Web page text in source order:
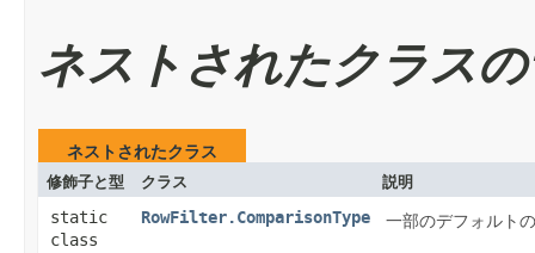
ネストされたクラス
ネストされたクラス
修飾子と型 クラス 説明
static
class
RowFilter.ComparisonType 一部のデフォルトの